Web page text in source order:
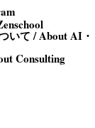
いて / About AI・
Consulting